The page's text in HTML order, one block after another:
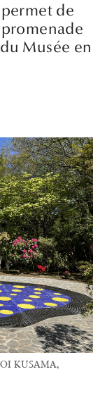
de
Musée en
KUSAMA,